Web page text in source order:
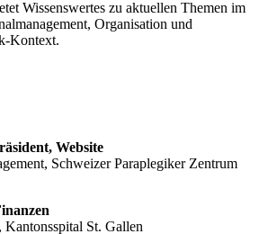
Wissenswertes zu aktuellen Themen im
Organisation und
Kontext.
Website
Schweizer Paraplegiker Zentrum
St. Gallen